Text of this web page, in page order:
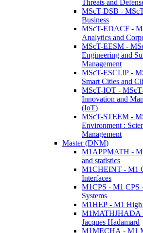
Threats and
MScT-DSB -
Business
MScT-EDACF -
Analytics and
MScT-EESM -
Engineering and
Management
MScT-ESCLiP -
Smart Cities and
MScT-IOT -
Innovation and
(IoT)
MScT-STEEM -
Environment :
Management
Master (DNM)
M1APPMATH -
and statistics
M1CHEINT - M1
Interfaces
M1CPS - M1 CPS
Systems
M1HEP - M1 High
M1MATHJHADA
Jacques Hadamard
M1MECHA - M1